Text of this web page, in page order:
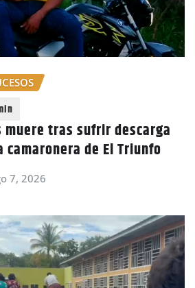
muere tras sufrir descarga
de El Triunfo
7, 2026